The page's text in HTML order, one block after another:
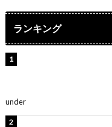
ランキング
under